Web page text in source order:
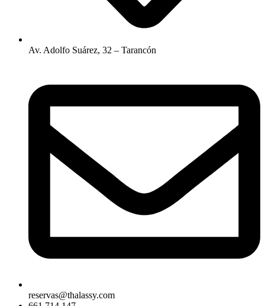
Av. Adolfo Suárez, 32 – Tarancón
reservas@thalassy.com